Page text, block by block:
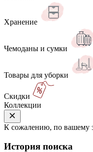
Хранение
Чемоданы и сумки
Товары для уборки
Скидки
Коллекции
К сожалению, по вашему
История поиска